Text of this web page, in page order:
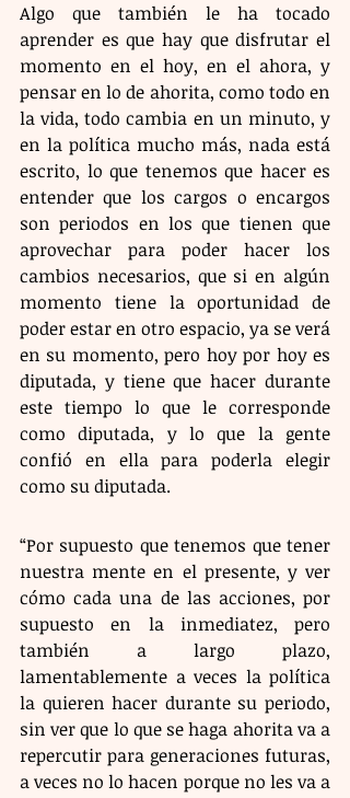
Algo que también le ha tocado
aprender es que hay que disfrutar el
momento en el hoy, en el ahora, y
pensar en lo de ahorita, como todo en
la vida, todo cambia en un minuto, y
en la política mucho más, nada está
escrito, lo que tenemos que hacer es
entender que los cargos o encargos
son periodos en los que tienen que
aprovechar para poder hacer los
cambios necesarios, que si en algún
momento tiene la oportunidad de
poder estar en otro espacio, ya se verá
en su momento, pero hoy por hoy es
diputada, y tiene que hacer durante
este tiempo lo que le corresponde
como diputada, y lo que la gente
confió en ella para poderla elegir
como su diputada.
“Por supuesto que tenemos que tener
nuestra mente en el presente, y ver
cómo cada una de las acciones, por
supuesto en la inmediatez, pero
también a largo plazo,
lamentablemente a veces la política
la quieren hacer durante su periodo,
sin ver que lo que se haga ahorita va a
repercutir para generaciones futuras,
a veces no lo hacen porque no les va a